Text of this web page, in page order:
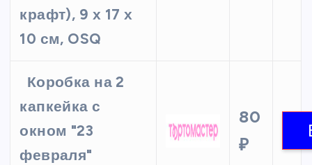
крафт), 9 х 17 х
10 см, OSQ
Коробка на 2
капкейка с
окном "23
февраля"
80
₽